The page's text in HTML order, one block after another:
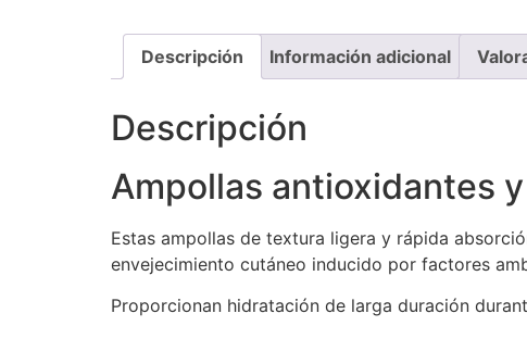
Descripción Información adicional
Descripción
Ampollas antioxidantes
Estas ampollas de textura ligera y rápida
envejecimiento cutáneo inducido por factores
Proporcionan hidratación de larga duración